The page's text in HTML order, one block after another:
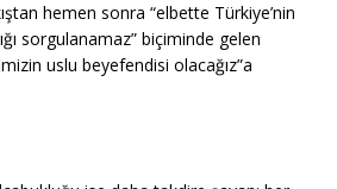
hemen sonra “elbette Türkiye’nin
sorgulanamaz” biçiminde gelen
uslu beyefendisi olacağız”a